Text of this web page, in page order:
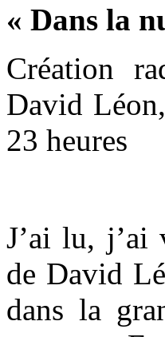
« Dans la
Création
David
23 heures
J’ai lu,
de David
dans la